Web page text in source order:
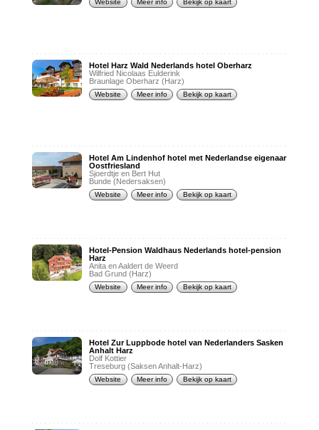
Website Meer info Bekijk op kaart
Hotel Harz Wald Nederlands hotel Oberharz
Wilfried Nicolaas Eulderink
Braunlage Oberharz (Harz)
Website Meer info Bekijk op kaart
Hotel Am Lindenhof hotel met Nederlandse eigenaar
Oostfriesland
Sjoerdtje en Bert Hut
Bunde (Nedersaksen)
Website Meer info Bekijk op kaart
Hotel-Pension Waldhaus Nederlands hotel-pension
Harz
Anita en Aaldert de Weerd
Bad Grund (Harz)
Website Meer info Bekijk op kaart
Hotel Zur Luppbode hotel van Nederlanders Sasken
Anhalt Harz
Dolf Kottier
Treseburg (Saksen Anhalt-Harz)
Website Meer info Bekijk op kaart